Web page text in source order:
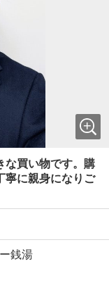
な買い物です。購
寧に親身になりご
銭湯